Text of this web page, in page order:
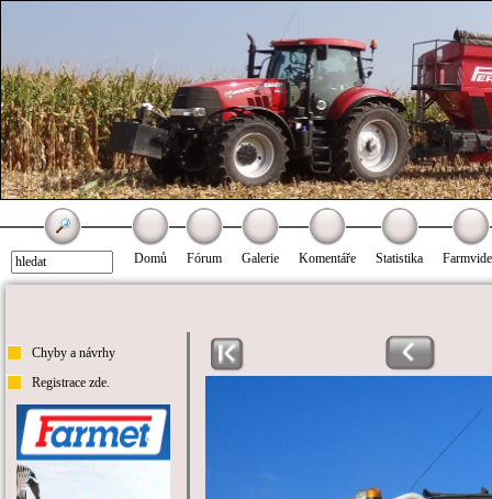
Domů Fórum Galerie Komentáře Statistika
Chyby a návrhy
Registrace zde.